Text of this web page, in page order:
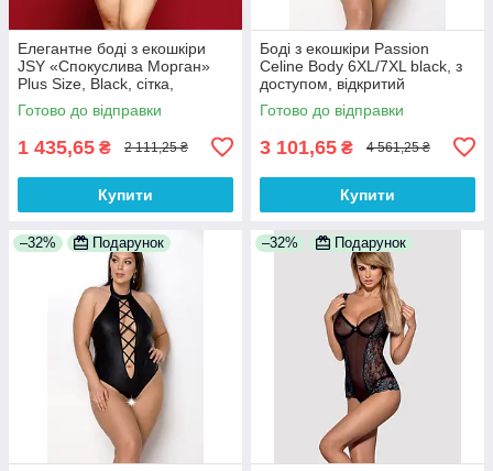
Елегантне боді з екошкіри
JSY «Спокуслива Морган»
Plus Size, Black, сітка,
портупея з гартерами
Готово до відправки
1 435,65 ₴ 2 111,25 ₴
Купити
Боді з екошкіри Passion
Celine Body 6XL/7XL black, з
доступом, відкритий
Готово до відправки
3 101,65 ₴ 4 561,25 ₴
Купити
–32% Подарунок –32% Подарунок